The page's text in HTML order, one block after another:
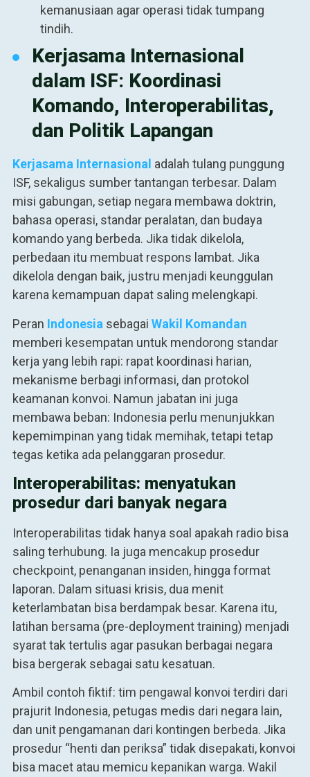
kemanusiaan agar operasi tidak tumpang
tindih.
Kerjasama Internasional
dalam ISF: Koordinasi
Komando, Interoperabilitas,
dan Politik Lapangan
Kerjasama Internasional adalah tulang punggung
ISF, sekaligus sumber tantangan terbesar. Dalam
misi gabungan, setiap negara membawa doktrin,
bahasa operasi, standar peralatan, dan budaya
komando yang berbeda. Jika tidak dikelola,
perbedaan itu membuat respons lambat. Jika
dikelola dengan baik, justru menjadi keunggulan
karena kemampuan dapat saling melengkapi.
Peran Indonesia sebagai Wakil Komandan
memberi kesempatan untuk mendorong standar
kerja yang lebih rapi: rapat koordinasi harian,
mekanisme berbagi informasi, dan protokol
keamanan konvoi. Namun jabatan ini juga
membawa beban: Indonesia perlu menunjukkan
kepemimpinan yang tidak memihak, tetapi tetap
tegas ketika ada pelanggaran prosedur.
Interoperabilitas: menyatukan
prosedur dari banyak negara
Interoperabilitas tidak hanya soal apakah radio bisa
saling terhubung. Ia juga mencakup prosedur
checkpoint, penanganan insiden, hingga format
laporan. Dalam situasi krisis, dua menit
keterlambatan bisa berdampak besar. Karena itu,
latihan bersama (pre-deployment training) menjadi
syarat tak tertulis agar pasukan berbagai negara
bisa bergerak sebagai satu kesatuan.
Ambil contoh fiktif: tim pengawal konvoi terdiri dari
prajurit Indonesia, petugas medis dari negara lain,
dan unit pengamanan dari kontingen berbeda. Jika
prosedur “henti dan periksa” tidak disepakati, konvoi
bisa macet atau memicu kepanikan warga. Wakil